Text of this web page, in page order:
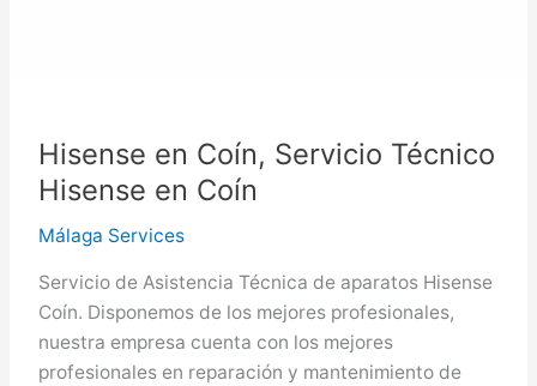
Hisense en Coín, Servicio Técnico
Hisense en Coín
Málaga Services
Servicio de Asistencia Técnica de aparatos Hisense
Coín. Disponemos de los mejores profesionales,
nuestra empresa cuenta con los mejores
profesionales en reparación y mantenimiento de